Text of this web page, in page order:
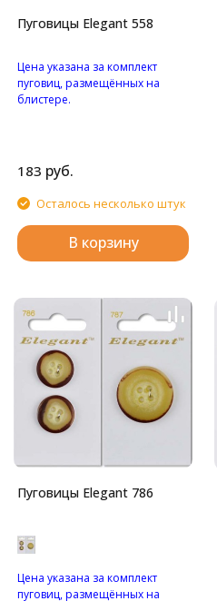
Пуговицы Elegant 558
Цена указана за комплект
пуговиц, размещённых на
блистере.
183 руб.
Осталось несколько штук
В корзину
Пуговицы Elegant 786
Цена указана за комплект
пуговиц, размещённых на